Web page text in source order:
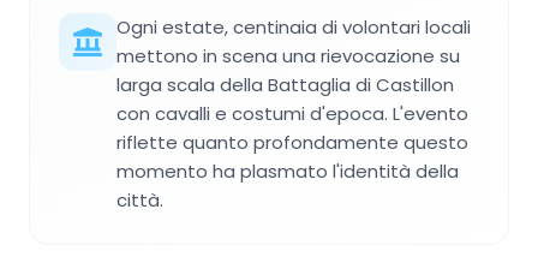
Ogni estate, centinaia di volontari locali
mettono in scena una rievocazione su
larga scala della Battaglia di Castillon
con cavalli e costumi d'epoca. L'evento
riflette quanto profondamente questo
momento ha plasmato l'identità della
città.